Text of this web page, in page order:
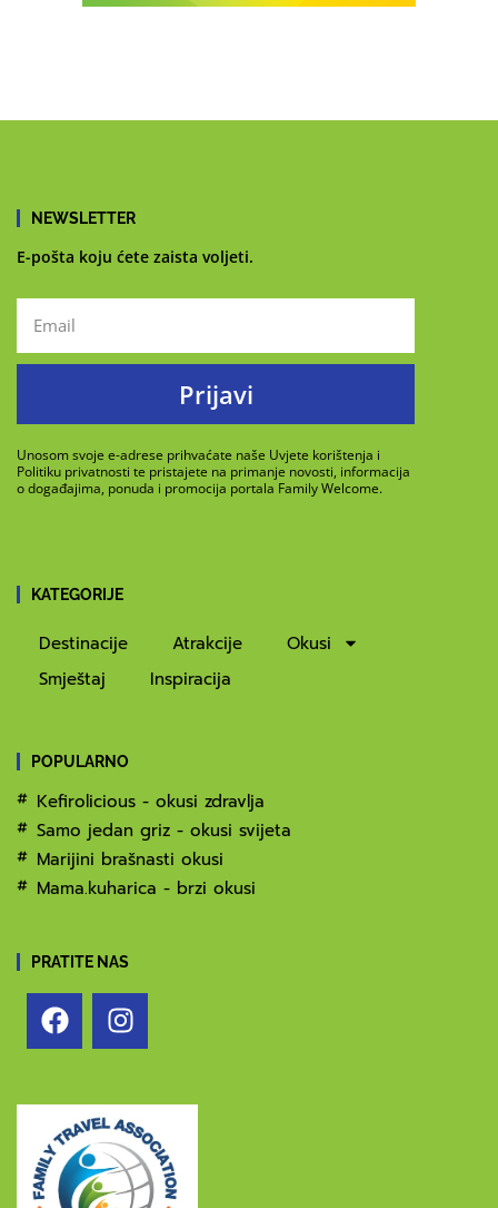
NEWSLETTER
E-pošta koju ćete zaista voljeti.
Prijavi
Unosom svoje e-adrese prihvaćate naše Uvjete korištenja i
Politiku privatnosti te pristajete na primanje novosti, informacija
o događajima, ponuda i promocija portala Family Welcome.
KATEGORIJE
Destinacije Atrakcije
Okusi
Smještaj
Inspiracija
POPULARNO
Kefirolicious - okusi zdravlja
Samo jedan griz - okusi svijeta
Marijini brašnasti okusi
Mama.kuharica - brzi okusi
PRATITE NAS